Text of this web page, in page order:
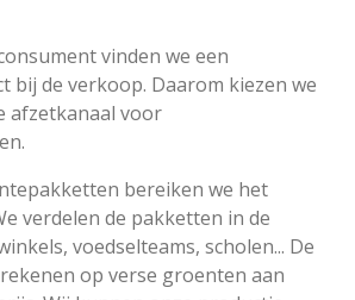
vinden we een
bij de verkoop. Daarom kiezen we
afzetkanaal voor
bereiken we het
verdelen de pakketten in de
voedselteams, scholen... De
op verse groenten aan